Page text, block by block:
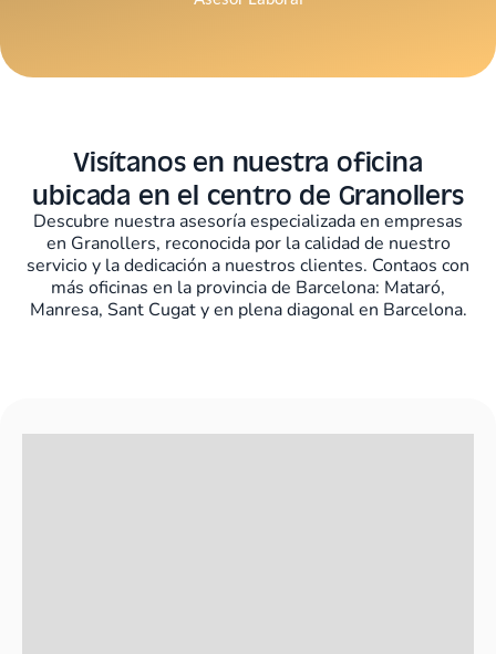
Visítanos en nuestra oficina
ubicada en el centro de Granollers
Descubre nuestra asesoría especializada en empresas
en Granollers, reconocida por la calidad de nuestro
servicio y la dedicación a nuestros clientes. Contaos con
más oficinas en la provincia de Barcelona: Mataró,
Manresa, Sant Cugat y en plena diagonal en Barcelona.